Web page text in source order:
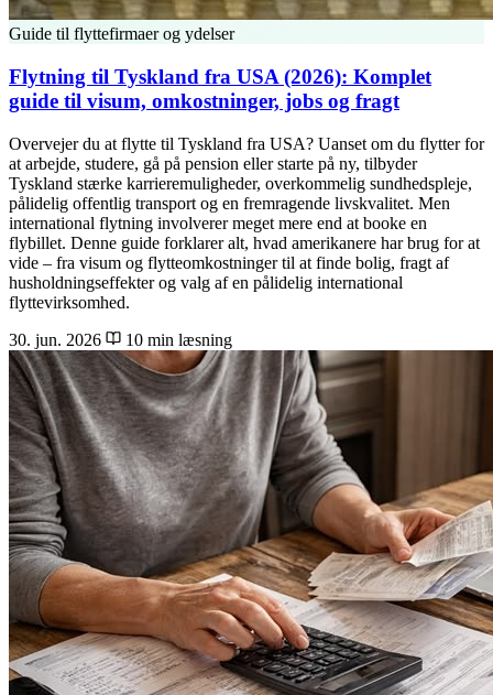
Guide til flyttefirmaer og ydelser
Flytning til Tyskland fra USA (2026): Komplet
guide til visum, omkostninger, jobs og fragt
Overvejer du at flytte til Tyskland fra USA? Uanset om du flytter for
at arbejde, studere, gå på pension eller starte på ny, tilbyder
Tyskland stærke karrieremuligheder, overkommelig sundhedspleje,
pålidelig offentlig transport og en fremragende livskvalitet. Men
international flytning involverer meget mere end at booke en
flybillet. Denne guide forklarer alt, hvad amerikanere har brug for at
vide – fra visum og flytteomkostninger til at finde bolig, fragt af
husholdningseffekter og valg af en pålidelig international
flyttevirksomhed.
30. jun. 2026
10 min læsning